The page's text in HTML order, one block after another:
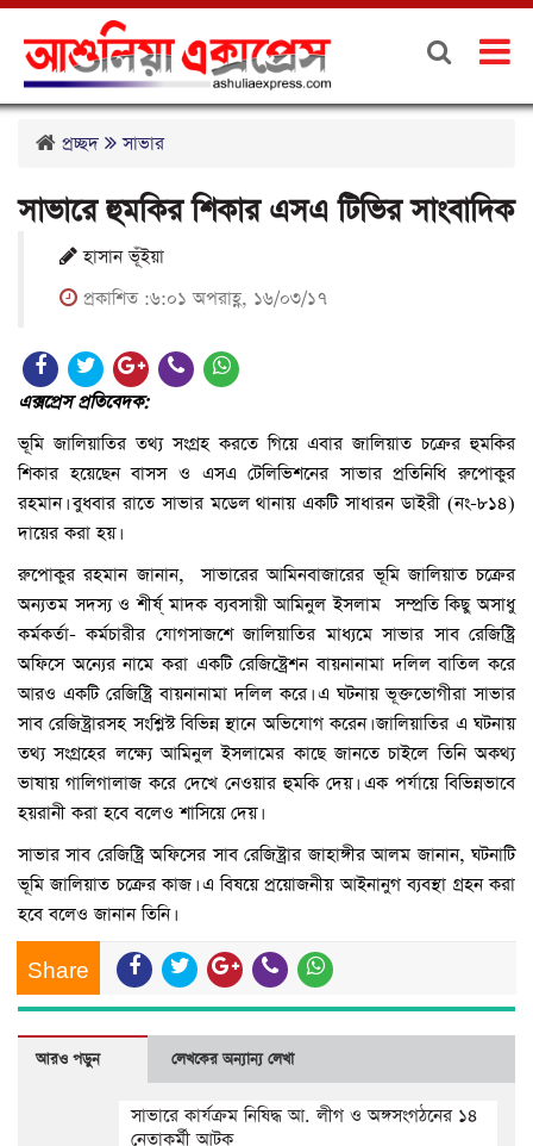
প্রচ্ছদ সাভার
সাভারে হুমকির শিকার এসএ টিভির সাংবাদিক
হাসান ভূঁইয়া
প্রকাশিত :৬:০১ অপরাহ্ণ, ১৬/০৩/১৭
এক্সপ্রেস প্রতিবেদক:
ভূমি জালিয়াতির তথ্য সংগ্রহ করতে গিয়ে এবার জালিয়াত চক্রের হুমকির
শিকার হয়েছেন বাসস ও এসএ টেলিভিশনের সাভার প্রতিনিধি রুপোকুর
রহমান। বুধবার রাতে সাভার মডেল থানায় একটি সাধারন ডাইরী (নং-৮১৪)
দায়ের করা হয়।
রুপোকুর রহমান জানান, সাভারের আমিনবাজারের ভূমি জালিয়াত চক্রের
অন্যতম সদস্য ও শীর্ষ্ মাদক ব্যবসায়ী আমিনুল ইসলাম সম্প্রতি কিছু অসাধু
কর্মকর্তা- কর্মচারীর যোগসাজশে জালিয়াতির মাধ্যমে সাভার সাব রেজিষ্ট্রি
অফিসে অন্যের নামে করা একটি রেজিষ্ট্রেশন বায়নানামা দলিল বাতিল করে
আরও একটি রেজিষ্ট্রি বায়নানামা দলিল করে। এ ঘটনায় ভূক্তভোগীরা সাভার
সাব রেজিষ্ট্রারসহ সংশ্লিস্ট বিভিন্ন স্থানে অভিযোগ করেন। জালিয়াতির এ ঘটনায়
তথ্য সংগ্রহের লক্ষ্যে আমিনুল ইসলামের কাছে জানতে চাইলে তিনি অকথ্য
ভাষায় গালিগালাজ করে দেখে নেওয়ার হুমকি দেয়। এক পর্যায়ে বিভিন্নভাবে
হয়রানী করা হবে বলেও শাসিয়ে দেয়।
সাভার সাব রেজিষ্ট্রি অফিসের সাব রেজিষ্ট্রার জাহাঙ্গীর আলম জানান, ঘটনাটি
ভূমি জালিয়াত চক্রের কাজ। এ বিষয়ে প্রয়োজনীয় আইনানুগ ব্যবস্থা গ্রহন করা
হবে বলেও জানান তিনি।
Share
আরও পড়ুন লেখকের অন্যান্য লেখা
সাভারে কার্যক্রম নিষিদ্ধ আ. লীগ ও অঙ্গসংগঠনের ১৪
নেতাকর্মী আটক